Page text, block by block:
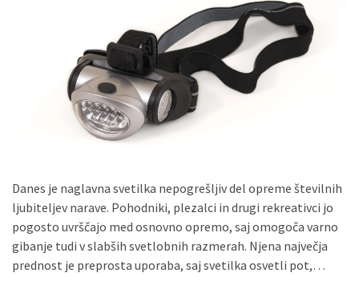
na
strehi,
solarne
celice
postanejo
Danes je naglavna svetilka nepogrešljiv del opreme številnih
ljubiteljev narave. Pohodniki, plezalci in drugi rekreativci jo
pogosto uvrščajo med osnovno opremo, saj omogoča varno
gibanje tudi v slabših svetlobnih razmerah. Njena največja
prednost je preprosta uporaba, saj svetilka osvetli pot,…